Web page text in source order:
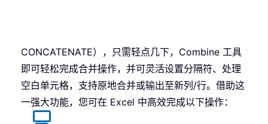
CONCATENATE），只需轻点几下，Combine 工具
即可轻松完成合并操作，并可灵活设置分隔符、处理
空白单元格，支持原地合并或输出至新列/行。借助这
一强大功能，您可在 Excel 中高效完成以下操作：